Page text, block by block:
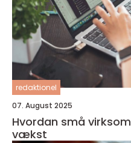
redaktionel
07. August 2025
Hvordan små
vækst